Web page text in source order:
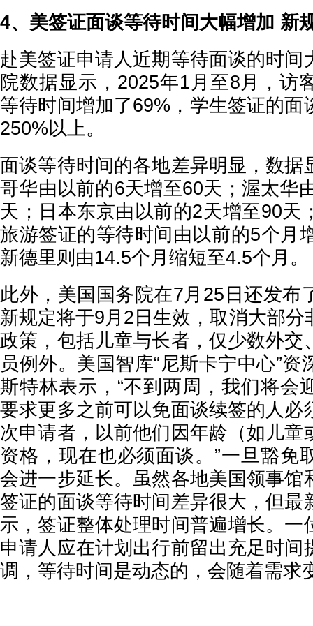
4、美签证面谈等待时间大幅增加 新
赴美签证申请人近期等待面谈的时间
院数据显示，2025年1月至8月，访
等待时间增加了69%，学生签证的面
250%以上。
面谈等待时间的各地差异明显，数据
哥华由以前的6天增至60天；渥太华
天；日本东京由以前的2天增至90天
旅游签证的等待时间由以前的5个月
新德里则由14.5个月缩短至4.5个月。
此外，美国国务院在7月25日还发布
新规定将于9月2日生效，取消大部分
政策，包括儿童与长者，仅少数外交
员例外。美国智库“尼斯卡宁中心”
斯特林表示，“不到两周，我们将会
要求更多之前可以免面谈续签的人必
次申请者，以前他们因年龄（如儿童
资格，现在也必须面谈。”一旦豁免
会进一步延长。虽然各地美国领事馆
签证的面谈等待时间差异很大，但最
示，签证整体处理时间普遍增长。一
申请人应在计划出行前留出充足时间
调，等待时间是动态的，会随着需求